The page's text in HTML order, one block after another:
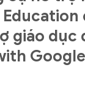
giáo dục